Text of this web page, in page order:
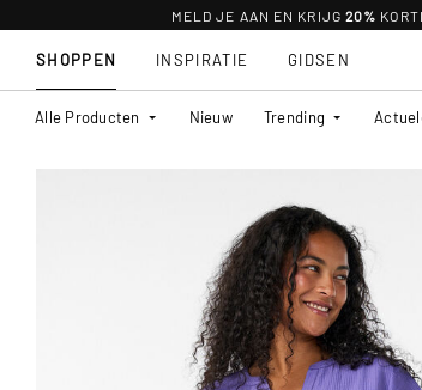
MELD JE AAN EN KRIJG 20%
SHOPPEN
Alle Producten Nieuw Trending
INSPIRATIE GIDSEN